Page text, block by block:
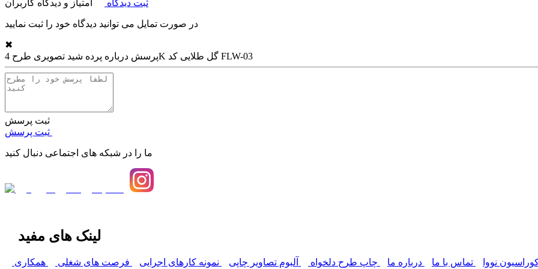
ثبت دیدگاه امتیاز و دیدگاه کاربران
در صورت تمایل می توانید دیدگاه خود را ثبت نمایید
✖
پرسش درباره
پرده شید تصویری طرح 4K گل طلایی کد FLW-03
ثبت پرسش
ما را در شبکه های اجتماعی دنبال کنید
لینک های مفید
نووا تماس با ما درباره ما چاپ طرح دلخواه آلبوم تصاویر چاپی نمونه کارهای اجرایی فرصت های شغلی همکاری